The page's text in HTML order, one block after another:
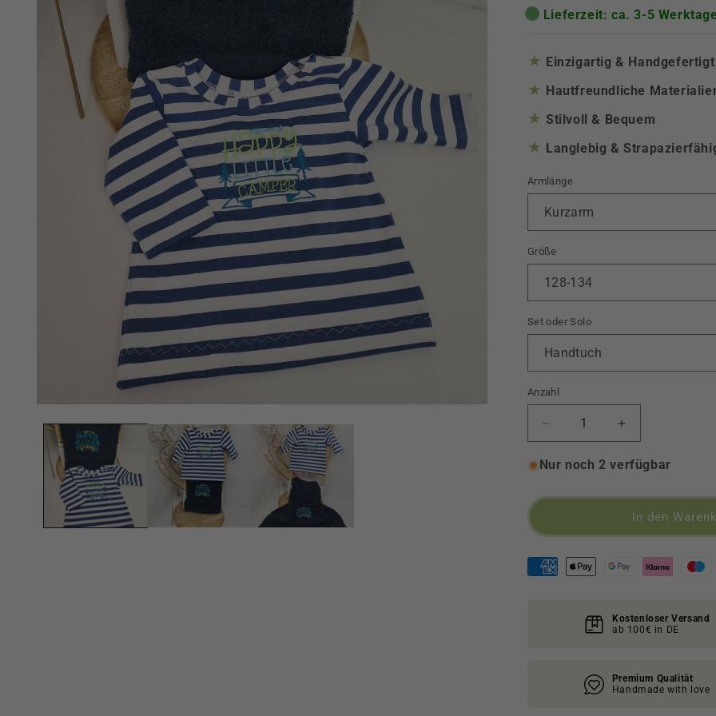
Lieferzeit: ca. 3-5
★ Einzigartig & Handgefertigt
★ Hautfreundliche
★ Stilvoll & Bequem
★ Langlebig &
Armlänge
Größe
Set oder Solo
Anzahl
Verringere
die
Menge
T-
und
Set
&quot;Happy
Camper&quot;
Größe
Erhöhe
die
Menge
T-
Shirt
und
Set
&quot;Happy
Camper&quot;
Größe
Nur noch 2 verfügbar
In den
Kostenloser Versand
ab 100€ in DE
Premium Qualität
Handmade with love